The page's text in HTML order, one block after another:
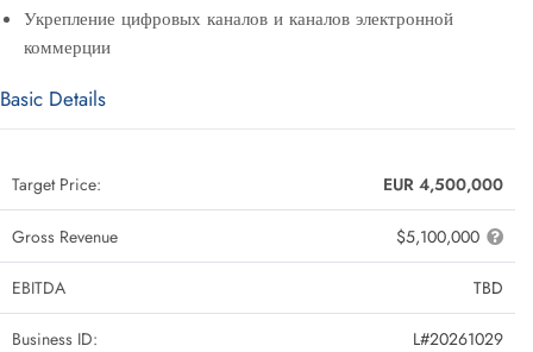
Укрепление цифровых каналов и каналов электронной
коммерции
Basic Details
Target Price: EUR 4,500,000
Gross Revenue $5,100,000
EBITDA TBD
Business ID: L#20261029